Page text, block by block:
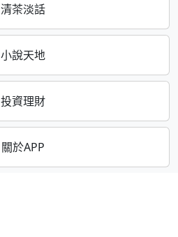
清茶淡話
小說天地
投資理財
關於APP